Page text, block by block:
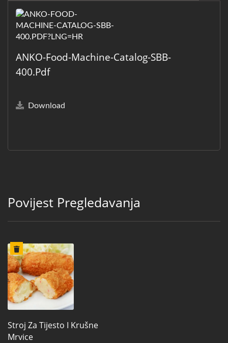
ANKO-Food-Machine-Catalog-SBB-
400.pdf
Download
Povijest Pregledavanja
Stroj Za Tijesto I Krušne
Mrvice